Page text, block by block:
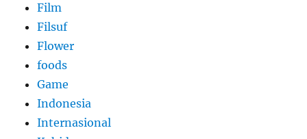
Film
Filsuf
Flower
foods
Game
Indonesia
Internasional